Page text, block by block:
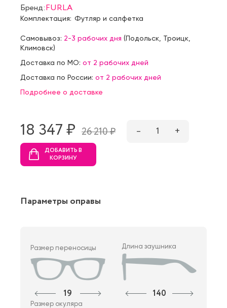
Бренд:FURLA
Комплектация: Футляр и салфетка
Самовывоз: 2-3 рабочих дня (Подольск Троицк
Климовск)
Доставка по МО: от 2 рабочих дней
Доставка по России: от 2 рабочих дней
Подробнее о доставке
18 347 ₷ 26 210 ₷ – 1 +
ДОБАВИТЬ В
КОРЗИНУ
Параметры оправы
Размер переносицы
19
Длина заушника
140
Размер окуляра